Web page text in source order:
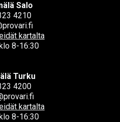
Salo
4210
kartalta
8-16:30
Turku
4200
kartalta
8-16:30